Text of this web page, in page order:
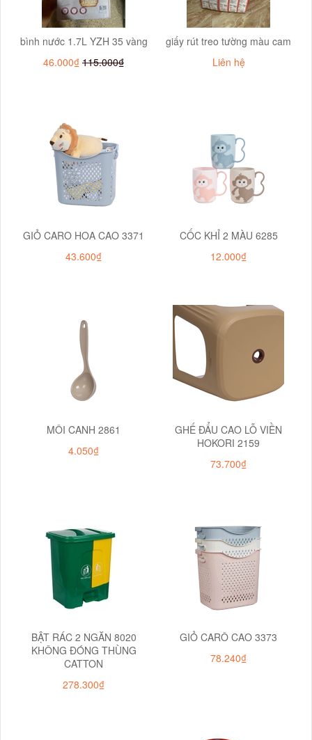
bình nước 1.7L YZH 35 vàng
46.000₫ 115.000₫
giấy rút treo tường màu cam
Liên hệ
GIỎ CARO HOA CAO 3371
43.600₫
CỐC KHỈ 2 MÀU 6285
12.000₫
MÔI CANH 2861
4.050₫
GHẾ ĐẨU CAO LỖ VIỀN
HOKORI 2159
73.700₫
BẬT RÁC 2 NGĂN 8020
KHÔNG ĐÓNG THÙNG
CATTON
278.300₫
GIỎ CARÔ CAO 3373
78.240₫